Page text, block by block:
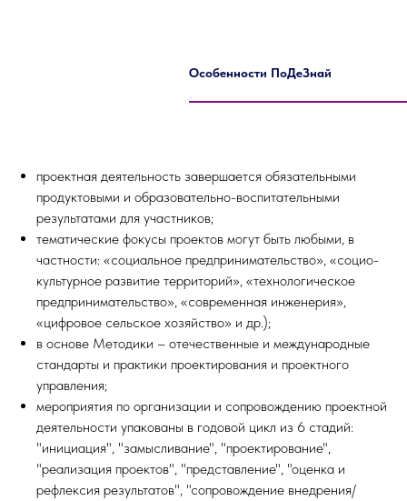
Особенности ПоДеЗнай
проектная деятельность завершается обязательными
продуктовыми и образовательно-воспитательными
результатами для участников;
тематические фокусы проектов могут быть любыми, в
частности: «социальное предпринимательство», «социо-
культурное развитие территорий», «технологическое
предпринимательство», «современная инженерия»,
«цифровое сельское хозяйство» и др.);
в основе Методики – отечественные и международные
стандарты и практики проектирования и проектного
управления;
мероприятия по организации и сопровождению проектной
деятельности упакованы в годовой цикл из 6 стадий:
"инициация", "замысливание", "проектирование",
"реализация проектов", "представление", "оценка и
рефлексия результатов", "сопровождение внедрения/